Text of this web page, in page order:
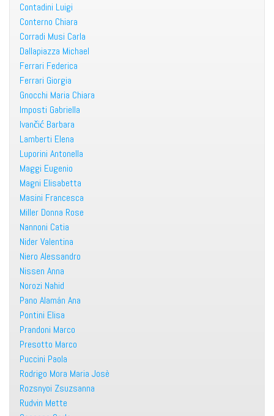
Contadini Luigi
Conterno Chiara
Corradi Musi Carla
Dallapiazza Michael
Ferrari Federica
Ferrari Giorgia
Gnocchi Maria Chiara
Imposti Gabriella
Ivančić Barbara
Lamberti Elena
Luporini Antonella
Maggi Eugenio
Magni Elisabetta
Masini Francesca
Miller Donna Rose
Nannoni Catia
Nider Valentina
Niero Alessandro
Nissen Anna
Norozi Nahid
Pano Alamán Ana
Pontini Elisa
Prandoni Marco
Presotto Marco
Puccini Paola
Rodrigo Mora Maria Josè
Rozsnyoi Zsuzsanna
Rudvin Mette